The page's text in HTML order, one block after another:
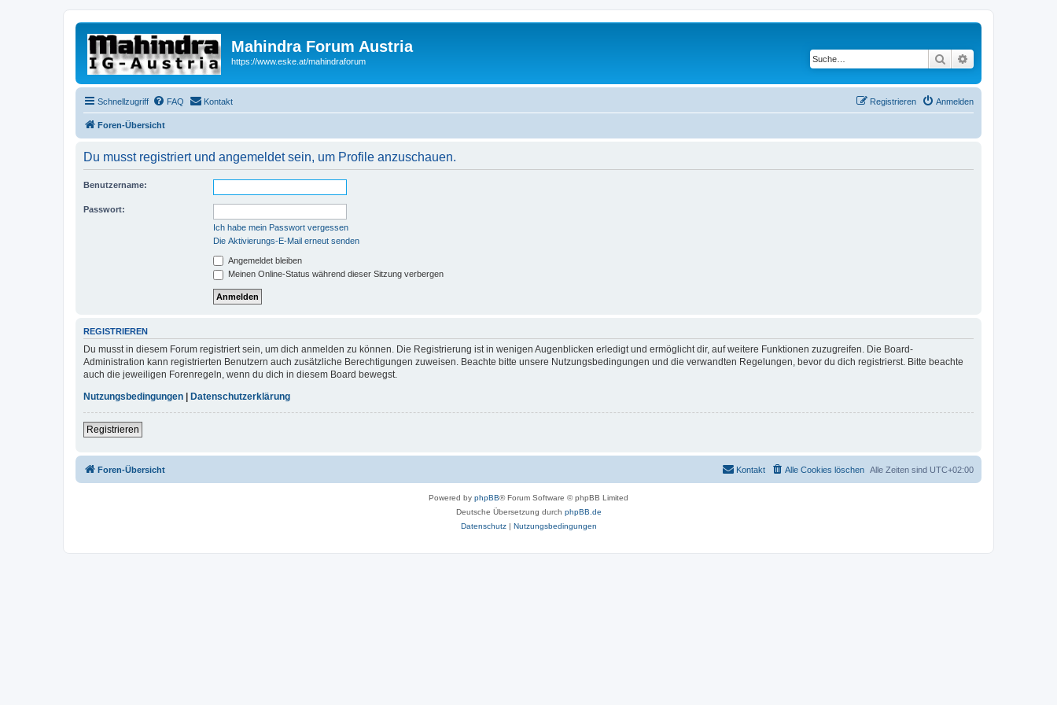
Mahindra Forum Austria
https://www.eske.at/mahindraforum Suche
Schnellzugriff FAQ Kontakt Anmelden
Registrieren
Foren-Übersicht
Du musst registriert und angemeldet sein, um Profile anzuschauen.
Benutzername:
Passwort:
Ich habe mein Passwort vergessen
Die Aktivierungs-E-Mail erneut senden
Angemeldet bleiben
Meinen Online-Status während dieser Sitzung verbergen
REGISTRIEREN
Du musst in diesem Forum registriert sein, um dich anmelden zu können. Die Registrierung ist in wenigen Augenblicken erledigt und ermöglicht dir, auf weitere Funktionen zuzugreifen. Die Board-
Administration kann registrierten Benutzern auch zusätzliche Berechtigungen zuweisen. Beachte bitte unsere Nutzungsbedingungen und die verwandten Regelungen, bevor du dich registrierst. Bitte beachte
auch die jeweiligen Forenregeln, wenn du dich in diesem Board bewegst.
Nutzungsbedingungen
Datenschutzerklärung
Registrieren
Foren-Übersicht Alle Zeiten sind UTC+02:00
Alle Cookies löschen
Kontakt
Powered by phpBB® Forum Software © phpBB Limited
Deutsche Übersetzung durch phpBB.de
Datenschutz| Nutzungsbedingungen